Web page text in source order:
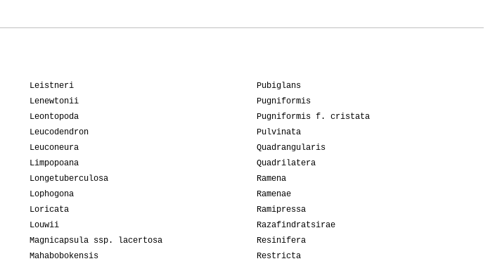
Leistneri
Lenewtonii
Leontopoda
Leucodendron
Leuconeura
Limpopoana
Longetuberculosa
Lophogona
Loricata
Louwii
Magnicapsula ssp. lacertosa
Mahabobokensis
Pubiglans
Pugniformis
Pugniformis f. cristata
Pulvinata
Quadrangularis
Quadrilatera
Ramena
Ramenae
Ramipressa
Razafindratsirae
Resinifera
Restricta